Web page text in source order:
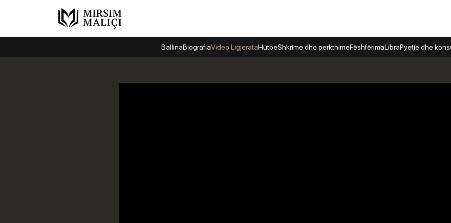
BallinaBiografiaVideo LigjerataHutbeShkrime dhe perkthimeFëshfërimaLibraPyetje dhe